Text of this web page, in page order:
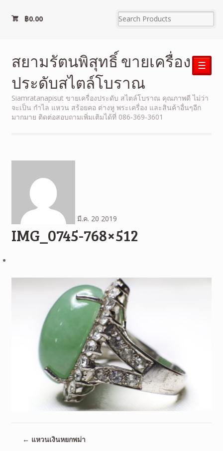
฿0.00
สยามรัตนพิสุทธิ์ ขายเครื่อง
ประดับสไตล์โบราณ
Siamratanapisut ขายเครื่องประดับ สไตล์โบราณ คุณภาพดี ไม่ว่า
จะเป็น กำไล แหวน สร้อยคอ ต่างหู พระเครื่อง และสินค้าอื่นๆอีก
มากมาย ติดต่อสอบถามเพิ่มเติมได้ที่ 086-369-3601
☰
มี.ค. 20 2019
IMG_0745-768×512
← แหวนเงินหยกพม่า